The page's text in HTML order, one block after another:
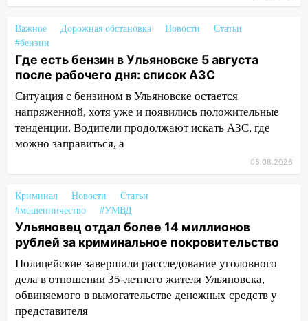
20:22
Мошенники обманули 92-летнюю
жительницу Ульяновской области
19:14 Житель Ульяновской области
подвез троих незнакомцев на трассе и
заработал уголовное дело
18:14 Прогноз погоды на 6 августа в
Ульяновской области
большой фестиваль «Наше время»
17:30
Где есть бензин в Ульяновске 5
августа после рабочего дня: список АЗС
17:05 «Обыск» по видеосвязи: в
Ульяновске задержали 19-летнюю
сообщницу мошенников
16:12 Едва не перерезал горло: в
Важное Дорожная обстановка Новости
Статьи
#бензин
Где есть бензин в Ульяновске 5 августа
после рабочего дня: список АЗС
Ситуация с бензином в Ульяновске остается
напряженной, хотя уже и появились положительные
тенденции. Водители продолжают искать АЗС, где
можно заправиться, а
05.08.2026
Криминал Новости
Статьи
#мошенничество
#УМВД
Ульяновец отдал более 14 миллионов
рублей за криминальное покровительство
Полицейские завершили расследование уголовного
дела в отношении 35-летнего жителя Ульяновска,
обвиняемого в вымогательстве денежных средств у
представителя